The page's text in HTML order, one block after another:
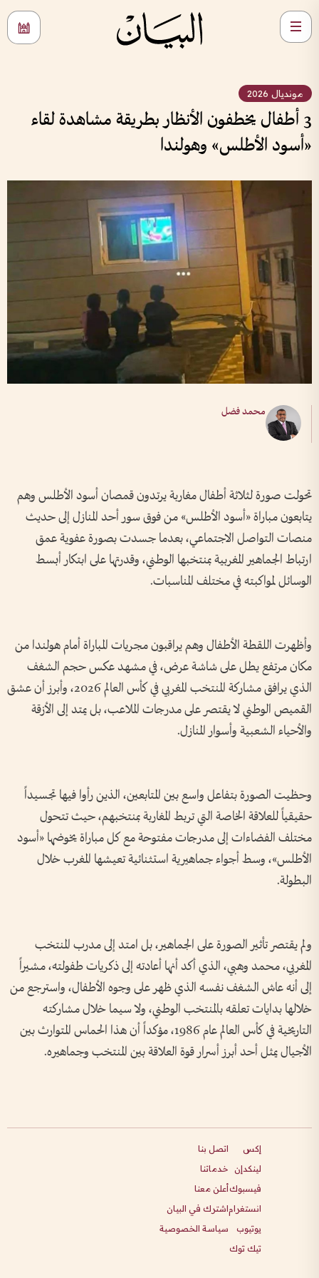
مونديال 2026
3 أطفال يخطفون الأنظار بطريقة مشاهدة لقاء
«أسود الأطلس» وهولندا
محمد فضل
تحولت صورة لثلاثة أطفال مغاربة يرتدون قمصان أسود الأطلس وهم
يتابعون مباراة «أسود الأطلس» من فوق سور أحد المنازل إلى حديث
منصات التواصل الاجتماعي، بعدما جسدت بصورة عفوية عمق
ارتباط الجماهير المغربية بمنتخبها الوطني، وقدرتها على ابتكار أبسط
الوسائل لمواكبته في مختلف المناسبات.
وأظهرت اللقطة الأطفال وهم يراقبون مجريات المباراة أمام هولندا من
مكان مرتفع يطل على شاشة عرض، في مشهد عكس حجم الشغف
الذي يرافق مشاركة المنتخب المغربي في كأس العالم 2026، وأبرز أن عشق
القميص الوطني لا يقتصر على مدرجات الملاعب، بل يمتد إلى الأزقة
والأحياء الشعبية وأسوار المنازل.
وحظيت الصورة بتفاعل واسع بين المتابعين، الذين رأوا فيها تجسيداً
حقيقياً للعلاقة الخاصة التي تربط المغاربة بمنتخبهم، حيث تتحول
مختلف الفضاءات إلى مدرجات مفتوحة مع كل مباراة يخوضها «أسود
الأطلس»، وسط أجواء جماهيرية استثنائية تعيشها المغرب خلال
البطولة.
ولم يقتصر تأثير الصورة على الجماهير، بل امتد إلى مدرب المنتخب
المغربي، محمد وهبي، الذي أكد أنها أعادته إلى ذكريات طفولته، مشيراً
إلى أنه عاش الشغف نفسه الذي ظهر على وجوه الأطفال، واسترجع من
خلالها بدايات تعلقه بالمنتخب الوطني، ولا سيما خلال مشاركته
التاريخية في كأس العالم عام 1986، مؤكداً أن هذا الحماس المتوارث بين
الأجيال يمثل أحد أبرز أسرار قوة العلاقة بين المنتخب وجماهيره.
إكس
لينكدإن
فيسبوك
انستغرام
يوتيوب
تيك توك
اتصل بنا
خدماتنا
أعلن معنا
اشترك في البيان
سياسة الخصوصية